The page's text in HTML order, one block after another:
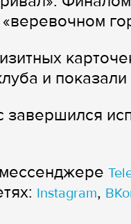
«веревочном
и
завершился
Instagram,